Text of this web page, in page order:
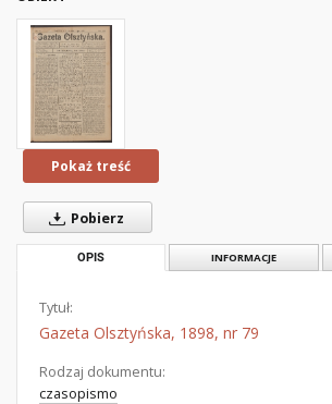
Pokaż treść
Pobierz
OPIS INFORMACJE
Tytuł:
Gazeta Olsztyńska, 1898, nr 79
Rodzaj dokumentu:
czasopismo